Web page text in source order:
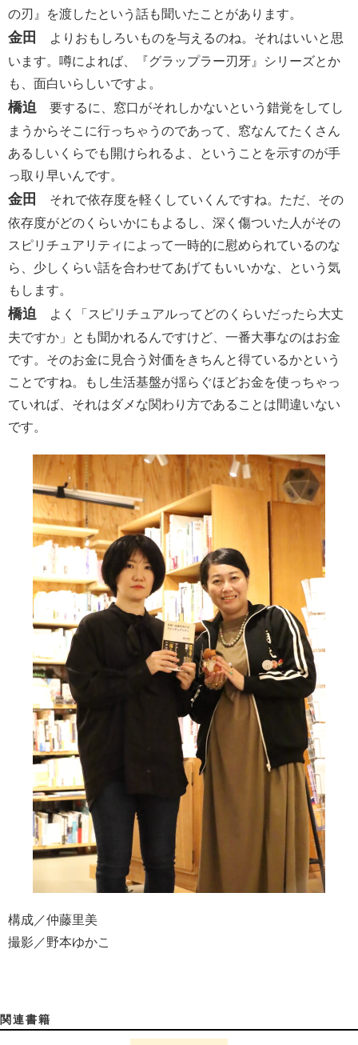
の刃』を渡したという話も聞いたことがあります。
金田
よりおもしろいものを与えるのね。それはいいと思
います。噂によれば、『グラップラー刃牙』シリーズとか
も、面白いらしいですよ。
橋迫
要するに、窓口がそれしかないという錯覚をしてし
まうからそこに行っちゃうのであって、窓なんてたくさん
あるしいくらでも開けられるよ、ということを示すのが手
っ取り早いんです。
金田
それで依存度を軽くしていくんですね。ただ、その
依存度がどのくらいかにもよるし、深く傷ついた人がその
スピリチュアリティによって一時的に慰められているのな
ら、少しくらい話を合わせてあげてもいいかな、という気
もします。
橋迫
よく「スピリチュアルってどのくらいだったら大丈
夫ですか」とも聞かれるんですけど、一番大事なのはお金
です。そのお金に見合う対価をきちんと得ているかという
ことですね。もし生活基盤が揺らぐほどお金を使っちゃっ
ていれば、それはダメな関わり方であることは間違いない
です。
構成／仲藤里美
撮影／野本ゆかこ
関連書籍